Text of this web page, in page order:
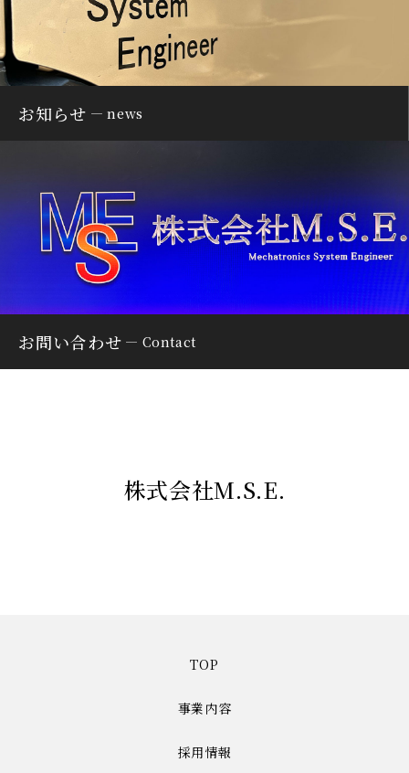
お知らせ news
お問い合わせ Contact
株式会社M.S.E.
TOP
事業内容
採用情報